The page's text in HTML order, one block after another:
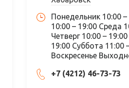
Понедельник 10:00
10:00 – 19:00 Среда
Четверг 10:00 –
19:00 Суббота 11:00
Воскресенье
+7 (4212) 46-73-73